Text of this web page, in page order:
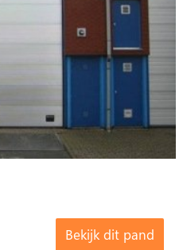
Bekijk dit pand